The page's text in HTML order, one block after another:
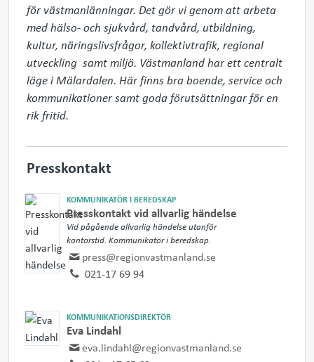
för västmanlänningar. Det gör vi genom att arbeta
med hälso- och sjukvård, tandvård, utbildning,
kultur, näringslivsfrågor, kollektivtrafik, regional
utveckling  samt miljö. Västmanland har ett centralt
läge i Mälardalen. Här finns bra boende, service och
kommunikationer samt goda förutsättningar för en
rik fritid.
Presskontakt
KOMMUNIKATÖR I BEREDSKAP
Presskontakt vid allvarlig händelse
Vid pågående allvarlig händelse utanför
kontorstid. Kommunikatör i beredskap.
press@regionvastmanland.se
021-17 69 94
KOMMUNIKATIONSDIREKTÖR
Eva Lindahl
eva.lindahl@regionvastmanland.se